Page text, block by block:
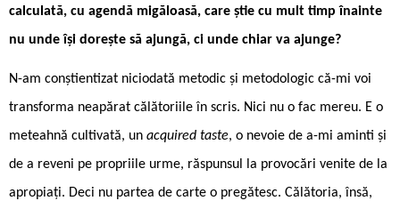
calculată, cu agendă migăloasă, care știe cu mult timp înainte
nu unde își dorește să ajungă, ci unde chiar va ajunge?
N-am conștientizat niciodată metodic și metodologic că-mi voi
transforma neapărat călătoriile în scris. Nici nu o fac mereu. E o
meteahnă cultivată, un acquired taste, o nevoie de a-mi aminti și
de a reveni pe propriile urme, răspunsul la provocări venite de la
apropiați. Deci nu partea de carte o pregătesc. Călătoria, însă,